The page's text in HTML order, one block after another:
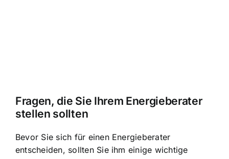
Fragen, die Sie Ihrem Energieberater
stellen sollten
Bevor Sie sich für einen Energieberater
entscheiden, sollten Sie ihm einige wichtige